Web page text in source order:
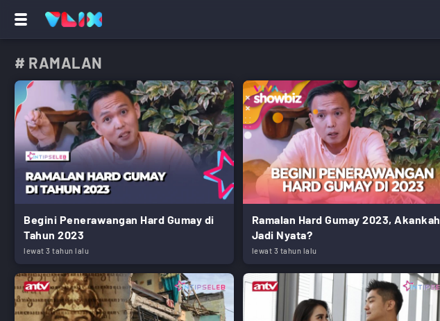
# RAMALAN
Begini Penerawangan Hard Gumay di
Tahun 2023
lewat 3 tahun lalu
Ramalan Hard Gumay 2023, Akankah
Jadi Nyata?
lewat 3 tahun lalu